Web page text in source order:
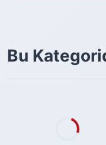
Bu